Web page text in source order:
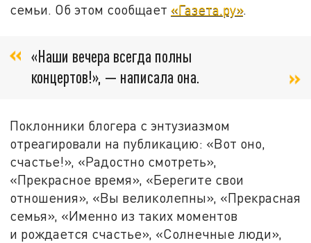
семьи. Об этом сообщает «Газета.ру».
«Наши вечера всегда полны
концертов!», — написала она.
Поклонники блогера с энтузиазмом
отреагировали на публикацию: «Вот оно,
счастье!», «Радостно смотреть»,
«Прекрасное время», «Берегите свои
отношения», «Вы великолепны», «Прекрасная
семья», «Именно из таких моментов
и рождается счастье», «Солнечные люди»,